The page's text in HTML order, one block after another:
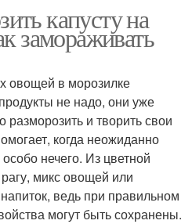
капусту на
замораживать
овощей в морозилке
не надо, они уже
разморозить и творить свои
когда неожиданно
нечего. Из цветной
микс овощей или
ведь при правильном
могут быть сохранены.